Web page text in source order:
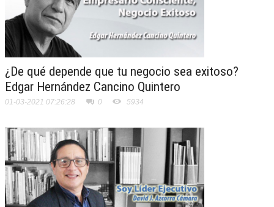
¿De qué depende que tu negocio sea exitoso?
Edgar Hernández Cancino Quintero
01-03-2021 07:26:28 0 5934